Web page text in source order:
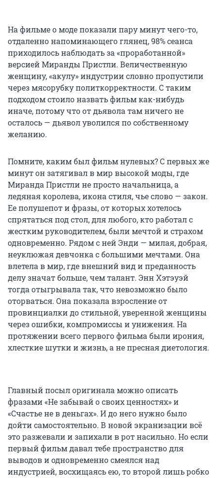
На фильме о моде показали пару минут чего-то,
отдаленно напоминающего глянец, 98% сеанса
приходилось наблюдать за «проработанной»
версией Миранды Пристли. Величественную
женщину, «акулу» индустрии словно пропустили
через мясорубку политкорректности. С таким
подходом стоило назвать фильм как-нибудь
иначе, потому что от дьявола там ничего не
осталось — дьявол уволился по собственному
желанию.
Помните, каким был фильм нулевых? С первых же
минут он затягивал в мир высокой моды, где
Миранда Пристли не просто начальница, а
ледяная королева, икона стиля, чье слово — закон.
Ее полушепот и фразы, от которых хотелось
спрятаться под стол, для любого, кто работал с
жестким руководителем, были мечтой и страхом
одновременно. Рядом с ней Энди — милая, добрая,
неуклюжая девчонка с большими мечтами. Она
влетела в мир, где внешний вид и преданность
делу значат больше, чем талант. Энн Хэтэуэй
тогда отыгрывала так, что невозможно было
оторваться. Она показала взросление от
провинциалки до стильной, уверенной женщины
через ошибки, компромиссы и унижения. На
протяжении всего первого фильма были ирония,
хлесткие шутки и жизнь, а не пресная диетология.
Главный посыл оригинала можно описать
фразами «Не забывай о своих ценностях» и
«Счастье не в деньгах». И до него нужно было
дойти самостоятельно. В новой экранизации всё
это разжевали и запихали в рот насильно. Но если
первый фильм давал тебе пространство для
выводов и одновременно смеялся над
индустрией, восхищаясь ею, то второй лишь робко